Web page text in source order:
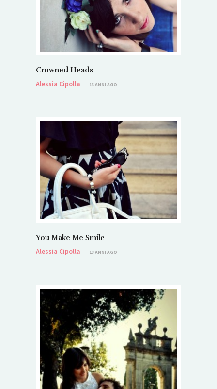
Crowned Heads
Alessia Cipolla
13 ANNI AGO
You Make Me Smile
Alessia Cipolla
13 ANNI AGO